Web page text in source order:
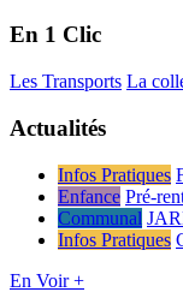
En 1 Clic
Les Transports La
Actualités
Infos Pratiques
Enfance Pré-
Communal
Infos Pratiques
En Voir +